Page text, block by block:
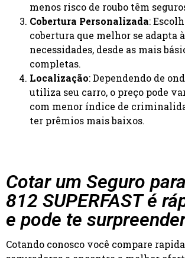
menos risco de roubo têm
Cobertura Personalizada:
cobertura que melhor se adapta
necessidades, desde as mais
completas.
Localização: Dependendo de
utiliza seu carro, o preço pode
com menor índice de
ter prêmios mais baixos.
Cotar um Seguro
812 SUPERFAST é
e pode te
Cotando conosco você compare